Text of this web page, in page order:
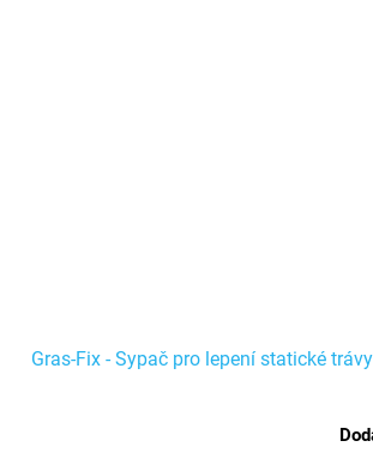
Gras-Fix - Sypač pro lepení statické